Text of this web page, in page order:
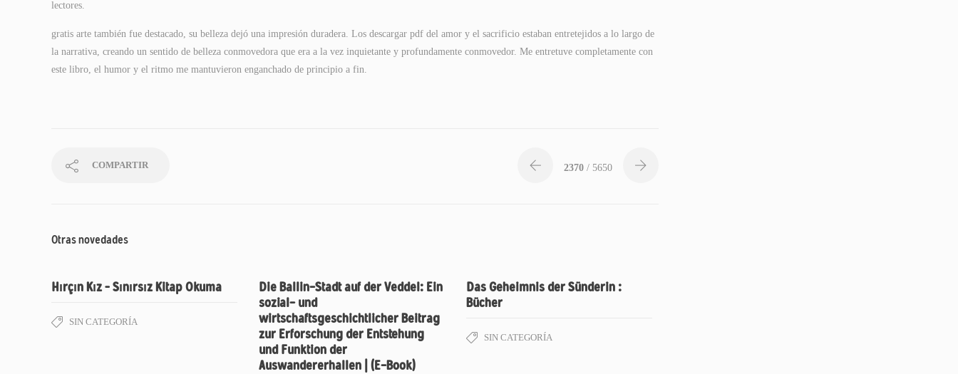
lectores.
gratis arte también fue destacado, su belleza dejó una impresión duradera. Los descargar pdf del amor y el sacrificio estaban entretejidos a lo largo de
la narrativa, creando un sentido de belleza conmovedora que era a la vez inquietante y profundamente conmovedor. Me entretuve completamente con
este libro, el humor y el ritmo me mantuvieron enganchado de principio a fin.
COMPARTIR 2370 / 5650
Otras novedades
Hırçın Kız – Sınırsız Kitap Okuma
SIN CATEGORÍA
Die Ballin-Stadt auf der Veddel: Ein
sozial- und
wirtschaftsgeschichtlicher Beitrag
zur Erforschung der Entstehung
und Funktion der
Auswandererhallen | (E-Book)
Das Geheimnis der Sünderin :
Bücher
SIN CATEGORÍA